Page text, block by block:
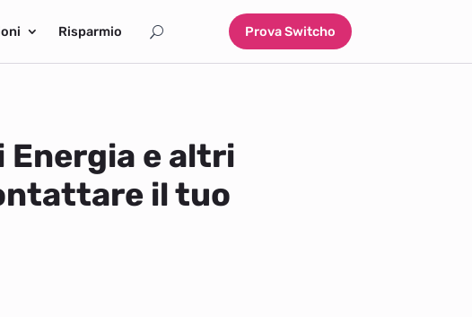
Risparmio Prova Switcho
Energia e altri
il tuo